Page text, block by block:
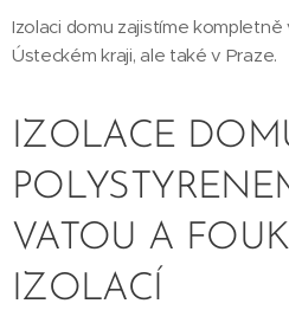
Izolaci domu zajistíme
Ústeckém kraji, ale také v Praze.
IZOLACE
VATOU A
IZOLACÍ